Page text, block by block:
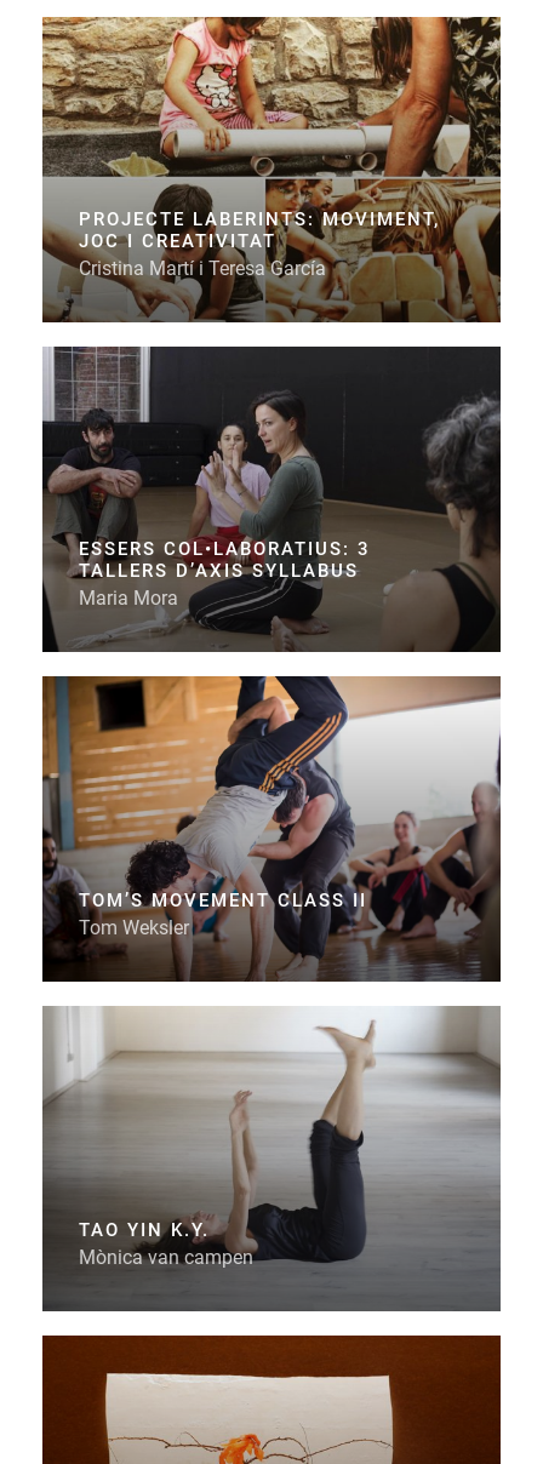
PROJECTE LABERINTS: MOVIMENT,
JOC I CREATIVITAT
Cristina Martí i Teresa García
ESSERS COL•LABORATIUS: 3
TALLERS D’AXIS SYLLABUS
Maria Mora
TOM’S MOVEMENT CLASS II
Tom Weksler
TAO YIN K.Y.
Mònica van campen